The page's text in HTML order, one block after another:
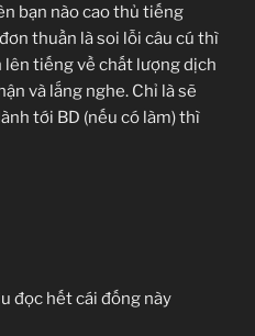
bạn nào cao thủ tiếng
thuần là soi lỗi câu cú thì
tiếng về chất lượng dịch
và lắng nghe. Chỉ là sẽ
tới BD (nếu có làm) thì
đọc hết cái đống này